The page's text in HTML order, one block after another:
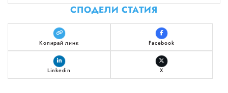
СПОДЕЛИ СТАТИЯ
Копирай линк Facebook
Linkedin X